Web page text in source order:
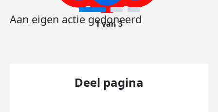
Aan eigen actie gedoneerd
1 van 3
Deel pagina